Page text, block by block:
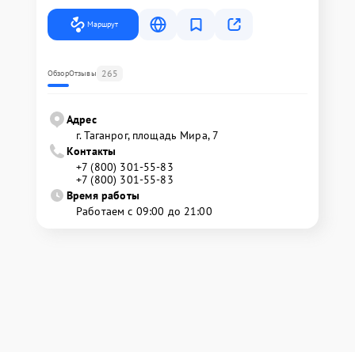
Маршрут
ОбзорОтзывы 265
Адрес
г. Таганрог, площадь Мира, 7
Контакты
+7 (800) 301-55-83
+7 (800) 301-55-83
Время работы
Работаем с 09:00 до 21:00